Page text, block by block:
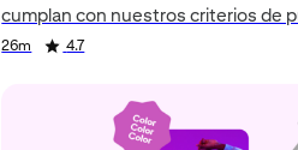
cumplan con nuestros criterios de
26m 4.7